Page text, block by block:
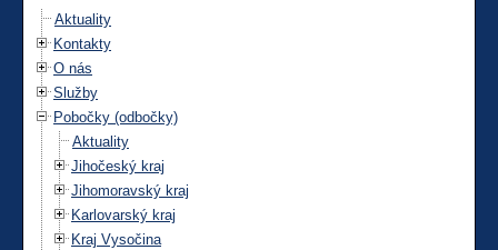
Aktuality
Kontakty
O nás
Služby
Pobočky (odbočky)
Aktuality
Jihočeský kraj
Jihomoravský kraj
Karlovarský kraj
Kraj Vysočina